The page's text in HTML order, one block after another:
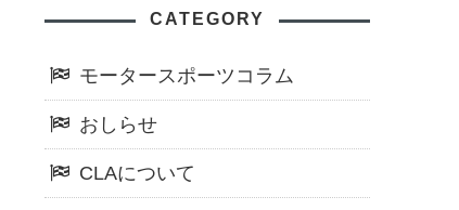
CATEGORY
モータースポーツコラム
おしらせ
CLAについて